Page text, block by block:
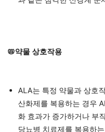
📛약물 상호작용
ALA는 특정 약물과 상호
산화제를 복용하는 경우
화 효과가 증가하거나 부
당뇨병 치료제를 복용하